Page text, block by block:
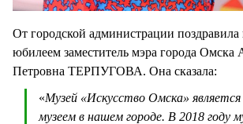
От городской администрации поздравила
юбилеем заместитель мэра города Омска
Петровна ТЕРПУГОВА. Она сказала:
«Музей «Искусство Омска»
музеем в нашем городе. В 2018 году